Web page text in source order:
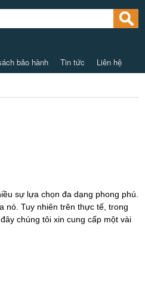
bảo hành Tin tức Liên hệ
sự lựa chọn đa dạng phong phú.
nó. Tuy nhiên trên thực tế, trong
chúng tôi xin cung cấp một vài